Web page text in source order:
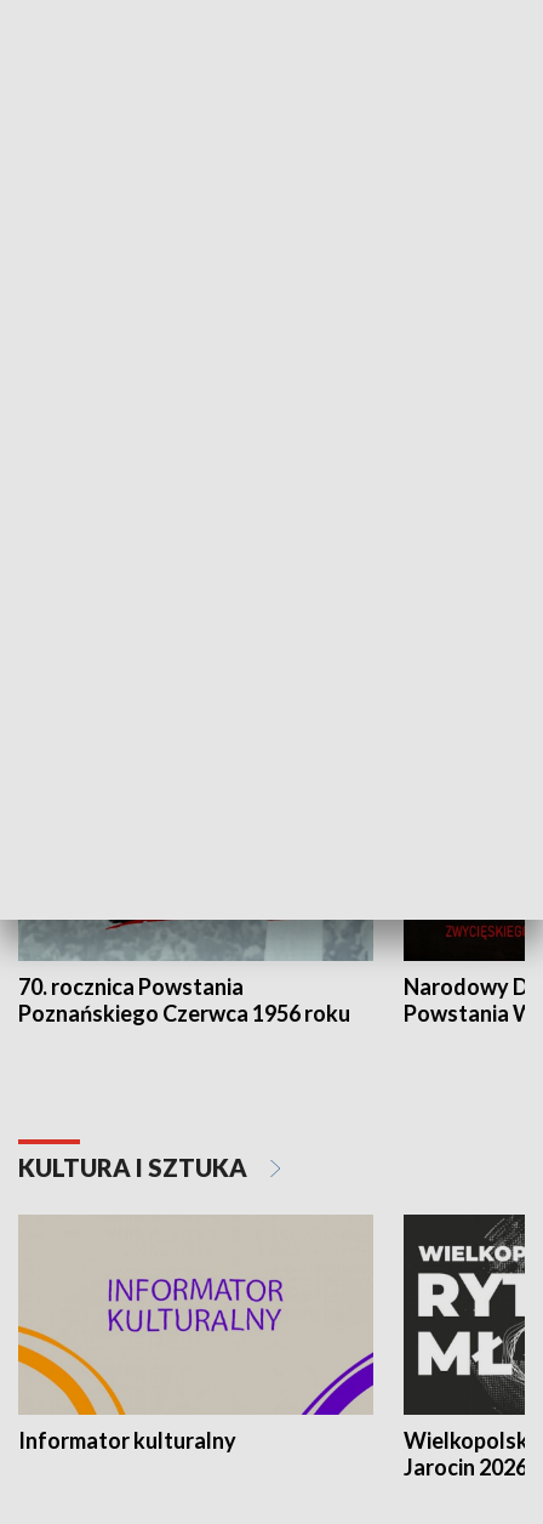
70. rocznica Powstania
Poznańskiego Czerwca 1956 roku
Narodowy
Powstania
KULTURA I SZTUKA
Informator kulturalny
Jarocin 2026